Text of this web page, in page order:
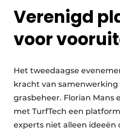
Verenigd
voor
Het tweedaagse
kracht van samenwerking
grasbeheer. Florian Mans
met TurfTech een
experts niet alleen ideeën